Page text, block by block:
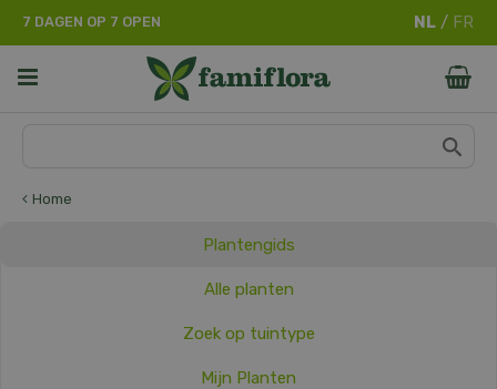
Home
7 DAGEN OP 7 OPEN
Plantengids
Alle planten
Zoek op tuintype
Mijn Planten